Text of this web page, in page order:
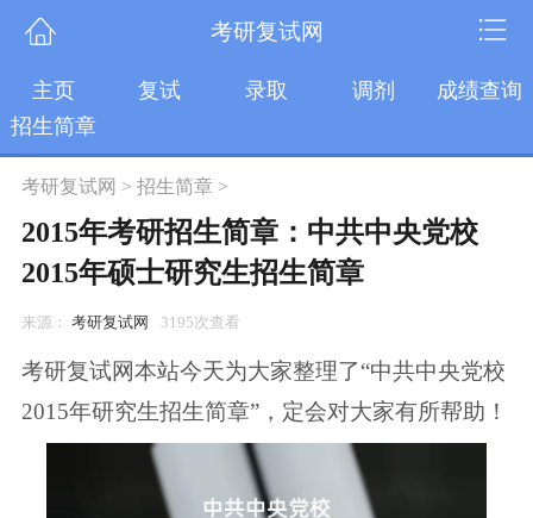
考研复试网
主页 复试 录取 调剂
成绩查询
招生简章
考研复试网 > 招生简章>
2015年考研招生简章：中共中央党校
2015年硕士研究生招生简章
来源： 考研复试网 3195次查看
考研复试网本站今天为大家整理了“中共中央党校
2015年研究生招生简章”，定会对大家有所帮助！